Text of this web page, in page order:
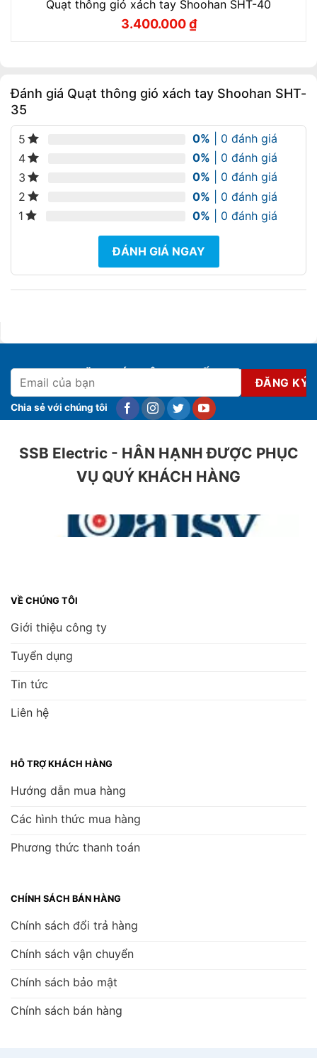
Quạt thông gió xách tay Shoohan SHT-40
Giá
3.400.000₫
Giá
Đánh giá Quạt thông gió xách tay Shoohan SHT-
35
5 0% | 0 đánh giá
4
0% | 0 đánh giá
3
0% | 0 đánh giá
2
0% | 0 đánh giá
1
0% | 0 đánh giá
ĐÁNH GIÁ NGAY
ĐĂNG KÝ NHẬN KHUYẾN MẠI
Chia sẻ với chúng tôi
SSB Electric - HÂN HẠNH ĐƯỢC PHỤC
VỤ QUÝ KHÁCH HÀNG
VỀ CHÚNG TÔI
Giới thiệu công ty
Tuyển dụng
Tin tức
Liên hệ
HỖ TRỢ KHÁCH HÀNG
Hướng dẫn mua hàng
Các hình thức mua hàng
Phương thức thanh toán
CHÍNH SÁCH BÁN HÀNG
Chính sách đổi trả hàng
Chính sách vận chuyển
Chính sách bảo mật
Chính sách bán hàng